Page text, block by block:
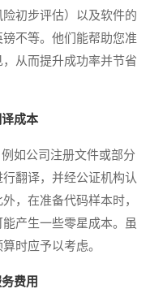
初步评估）以及软件的
不等。他们能帮助您准
从而提升成功率并节省
成本
如公司注册文件或部分
翻译，并经公证机构认
，在准备代码样本时，
产生一些零星成本。虽
时应予以考虑。
费用